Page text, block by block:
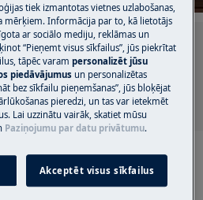
atbalsta rakstos
tiek izmantotas vietnes uzlabošanas,
mērķiem. Informācija par to, kā lietotājs
ar sociālo mediju, reklāmas un
“Pieņemt visus sīkfailus”, jūs piekrītat
tāpēc varampersonalizēt jūsu
piedāvājumus un personalizētas
bez sīkfailu pieņemšanas”, jūs bloķējat
pieredzi, un tas var ietekmēt
Lai uzzinātu vairāk, skatiet mūsu
Paziņojumu par datu privātumu.
Akceptēt visus sīkfailus